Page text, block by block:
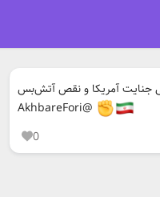
پی جنایت آمریکا و نقص آتش‌بس
@AkhbareFori
0